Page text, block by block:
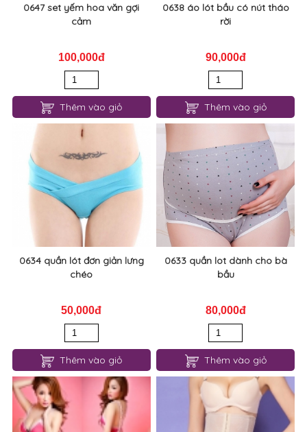
0647 set yếm hoa văn gợi
cảm
100,000đ
Thêm vào giỏ
0638 áo lót bầu có nút tháo
rời
90,000đ
Thêm vào giỏ
0634 quần lót đơn giản lưng
chéo
50,000đ
Thêm vào giỏ
0633 quần lot dành cho bà
bầu
80,000đ
Thêm vào giỏ